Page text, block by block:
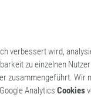
verbessert wird,
zu einzelnen
zusammengeführt. Wir
Analytics Cookies